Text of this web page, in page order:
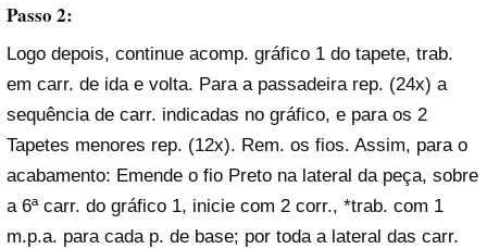
Passo 2:
Logo depois, continue acomp. gráfico 1 do tapete, trab.
em carr. de ida e volta. Para a passadeira rep. (24x) a
sequência de carr. indicadas no gráfico, e para os 2
Tapetes menores rep. (12x). Rem. os fios. Assim, para o
acabamento: Emende o fio Preto na lateral da peça, sobre
a 6ª carr. do gráfico 1, inicie com 2 corr., *trab. com 1
m.p.a. para cada p. de base; por toda a lateral das carr.